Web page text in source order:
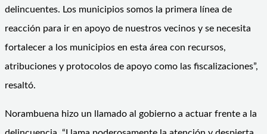
delincuentes. Los municipios somos la primera línea de
reacción para ir en apoyo de nuestros vecinos y se necesita
fortalecer a los municipios en esta área con recursos,
atribuciones y protocolos de apoyo como las fiscalizaciones”,
resaltó.
Norambuena hizo un llamado al gobierno a actuar frente a la